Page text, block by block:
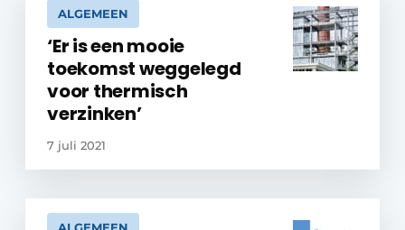
ALGEMEEN
‘Er is een mooie
toekomst weggelegd
voor thermisch
verzinken’
7 juli 2021